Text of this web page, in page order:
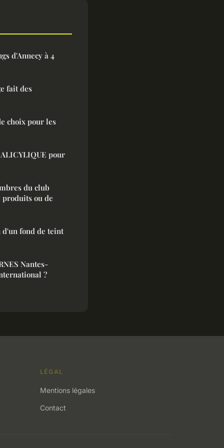
d'Annecy à 4
fait des
choix pour les
pour
du club
ou de
fond de teint
Nantes-
?
LÉGAL
Mentions légales
Contact